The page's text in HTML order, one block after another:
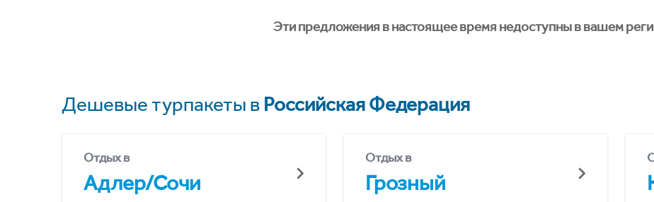
Эти предложения в настоящее время недоступны в вашем
Дешевые турпакеты в Российская Федерация
Отдых в
Адлер/Сочи
Отдых в
Грозный